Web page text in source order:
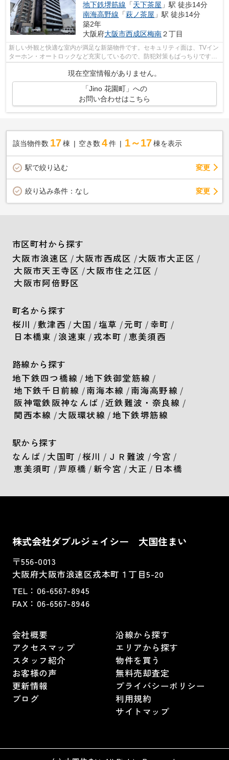
地下鉄堺筋線 「天下茶屋 」駅 徒歩14分
南海高野線 「萩ノ茶屋 」駅 徒歩14分
築2年
大阪府大阪市西成区梅南２丁目
新しい外観と快適な室内が満足な新築物件です。セキュリティ面は、TVイン
ターホン・オートロックなど充実しているので、防犯対策もばっちりです。
現在空室情報がありません。
「Jino 花園町」への
お問い合わせはこちら
該当物件数 17棟 空き数 4 件 1～17 棟を表示
駅で絞り込む 変更
絞り込み条件： なし 変更
市区町村から探す
大阪市浪速区 / 大阪市西成区 /大阪市大正区 /
大阪市天王寺区 /大阪市住之江区 /
大阪市阿倍野区
町名から探す
桜川 /敷津西 / 大国 /塩草 /元町 / 幸町 /
日本橋東 /浪速東 / 戎本町 /恵美須西
路線から探す
地下鉄四つ橋線 /地下鉄御堂筋線 /
地下鉄千日前線 /南海本線 /南海高野線 /
阪神電鉄阪神なんば /近鉄難波・奈良線 /
関西本線 /大阪環状線 /地下鉄堺筋線
駅から探す
なんば /大国町 /桜川 / ＪＲ難波 /今宮 /
恵美須町 /芦原橋 /新今宮 / 大正 / 日本橋
株式会社ダブルジェイシー 大国住まい
〒556-0013
大阪府大阪市浪速区戎本町１丁目5-20
TEL： 06-6567-8945
FAX：06-6567-8946
会社概要
アクセスマップ
スタッフ紹介
お客様の声
更新情報
ブログ
沿線から探す
エリアから探す
物件を買う
無料売却査定
プライバシーポリシー
利用規約
サイトマップ